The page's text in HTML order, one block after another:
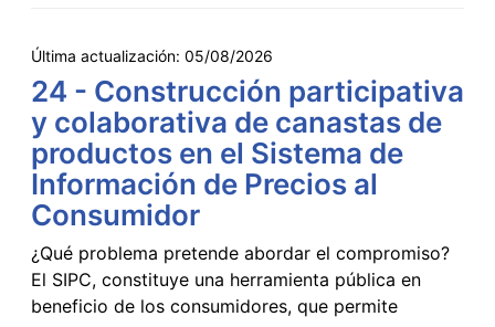
Última actualización: 05/08/2026
24 - Construcción participativa
y colaborativa de canastas de
productos en el Sistema de
Información de Precios al
Consumidor
¿Qué problema pretende abordar el compromiso?
El SIPC, constituye una herramienta pública en
beneficio de los consumidores, que permite